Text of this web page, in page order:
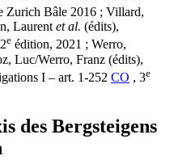
Zurich Bâle 2016 ; Villard,
Laurentet al. (édits),
e édition, 2021 ; Werro,
Luc/Werro, Franz (édits),
I – art. 1-252 CO , 3e
des Bergsteigens